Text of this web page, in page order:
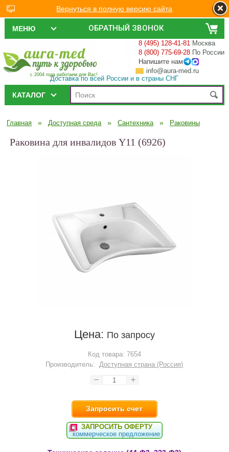
ОБРАТНЫЙ ЗВОНОК
МЕНЮ
с 2004 года работаем для Вас!
8 (495) 128-41-81 Москва
8 (800) 775-69-28 По России
Напишите нам
info@aura-med.ru
Доставка по всей России и в страны СНГ
КАТАЛОГ
Главная » Доступная среда » Сантехника » Раковины
Раковина для инвалидов Y11 (6926)
Цена: По запросу
Код товара: 7654
Производитель:
Доступная страна (Россия)
Запросить счет
ЗАПРОСИТЬ ОФЕРТУ
коммерческое предложение
Вернуться в полную версию сайта